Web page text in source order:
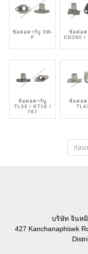
ข้อต่อคาร์บู 3W-
F
ข้อต่อค
CG260 /
ข้อต่อคาร์บู
TL33 / KT18 /
767
ข้อต่อค
ก่อน
บริษัท จินหมิ
427 Kanchanaphisek